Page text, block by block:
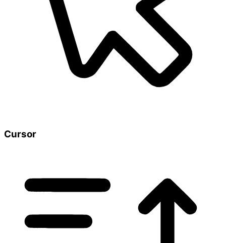
Cursor